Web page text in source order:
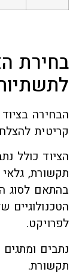
בחירת
הבחירה
קריטית
הציוד כולל
תקשורת,
בהתאם לסוג
הטכנולוגיים
לפרויקט.
נתבים
תקשורת.